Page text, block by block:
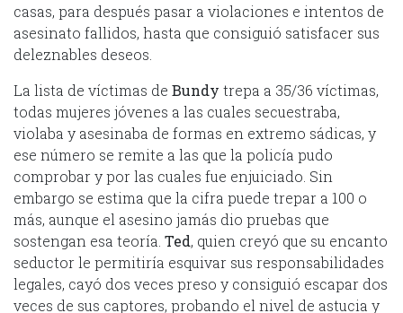
casas, para después pasar a violaciones e intentos de
asesinato fallidos, hasta que consiguió satisfacer sus
deleznables deseos.
La lista de víctimas de Bundy trepa a 35/36 víctimas,
todas mujeres jóvenes a las cuales secuestraba,
violaba y asesinaba de formas en extremo sádicas, y
ese número se remite a las que la policía pudo
comprobar y por las cuales fue enjuiciado. Sin
embargo se estima que la cifra puede trepar a 100 o
más, aunque el asesino jamás dio pruebas que
sostengan esa teoría. Ted, quien creyó que su encanto
seductor le permitiría esquivar sus responsabilidades
legales, cayó dos veces preso y consiguió escapar dos
veces de sus captores, probando el nivel de astucia y